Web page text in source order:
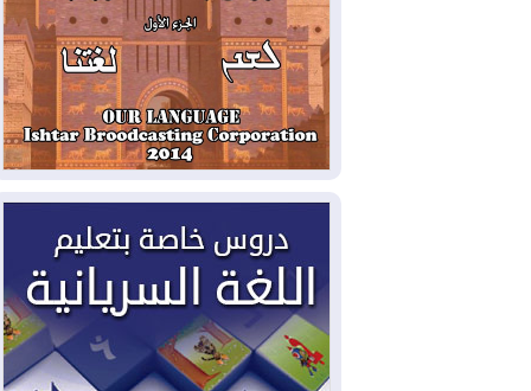
2026-08-05
حرائق فرنسا.. توقيف 402
شخص بينهم 156 قاصرا منذ بداية موسم
الحرائق
2026-08-04سومو: إنتاج النفط في إقليم
كوردستان انخفض إلى أقل من 10%
ملفات حقبة الكاظمي تعود إلى
الواجهة.. أنباء عن مراجعات قضائية
وتحقيقات أوسع في قضايا فساد
2026-08-04بيترو يشكو تزوير الانتخابات
الرئاسية ويحذر من "حرب أهلية" في
كولومبيا